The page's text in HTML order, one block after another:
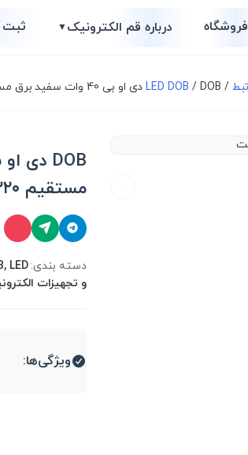
فروشگاه درباره قم الکترونیک▼ ثبت
/
LED DOB / DOB دی او بی 40 وات سفید برق مستقیم ۲۲۰ ولت
مستقیم ۲۲۰ ولت
دسته بندی:
و تجهیزات
ویژگی‌ها: